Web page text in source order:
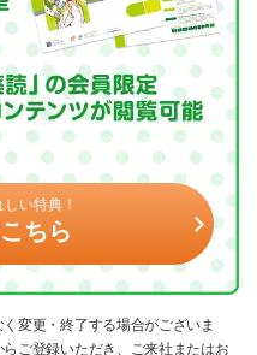
い特典！
ちら
変更・終了する場合がございま
ご登録いただき、ご来社またはお